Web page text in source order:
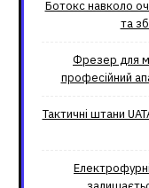
Ботокс навколо
та
Фрезер для
професійний
Тактичні штани